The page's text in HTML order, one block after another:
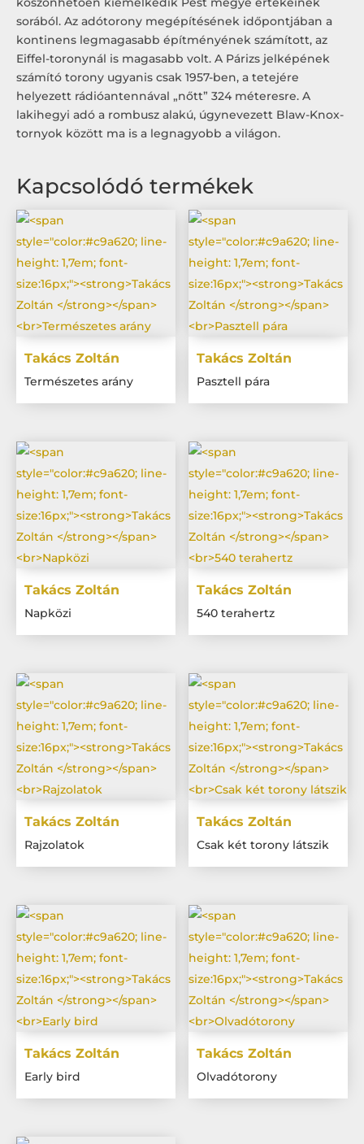
sorából. Az adótorony megépítésének időpontjában a
kontinens legmagasabb építményének számított, az
Eiffel-toronynál is magasabb volt. A Párizs jelképének
számító torony ugyanis csak 1957-ben, a tetejére
helyezett rádióantennával „nőtt” 324 méteresre. A
lakihegyi adó a rombusz alakú, úgynevezett Blaw-Knox-
tornyok között ma is a legnagyobb a világon.
Kapcsolódó termékek
Takács Zoltán
Természetes arány
Takács Zoltán
Pasztell pára
Takács Zoltán
Napközi
Takács Zoltán
540 terahertz
Takács Zoltán
Rajzolatok
Takács Zoltán
Csak két torony látszik
Takács Zoltán
Early bird
Takács Zoltán
Olvadótorony